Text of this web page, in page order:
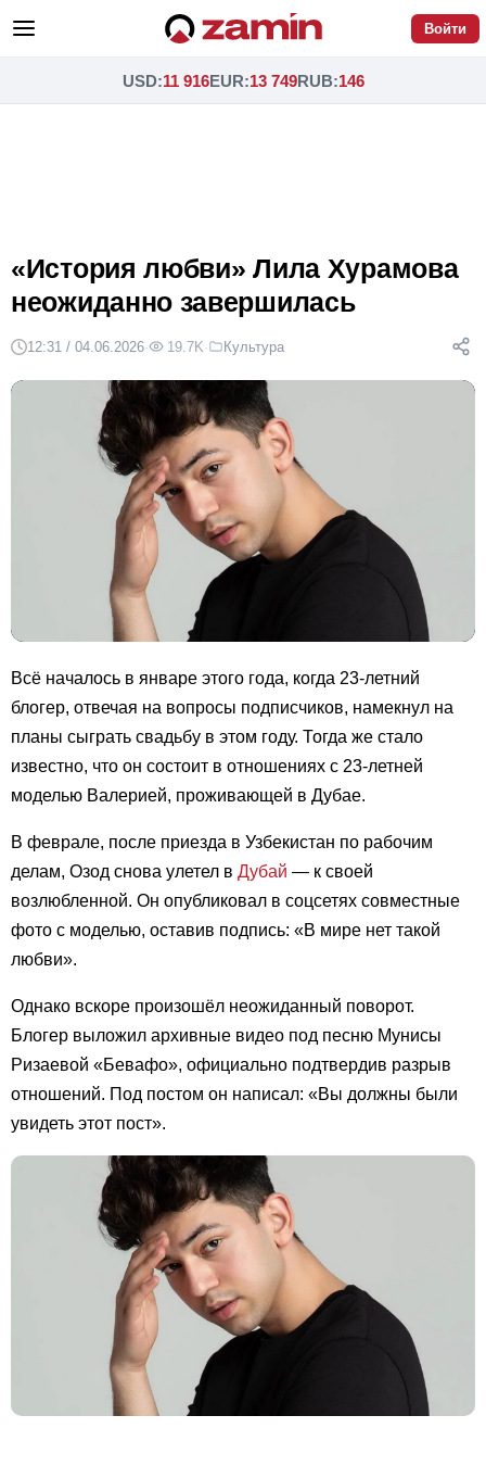
Войти
USD:11 916EUR:13 749RUB:146
«История любви» Лила Хурамова
неожиданно завершилась
12:31 / 04.06.2026· 19.7K· Культура
Всё началось в январе этого года, когда 23-летний
блогер, отвечая на вопросы подписчиков, намекнул на
планы сыграть свадьбу в этом году. Тогда же стало
известно, что он состоит в отношениях с 23-летней
моделью Валерией, проживающей в Дубае.
В феврале, после приезда в Узбекистан по рабочим
делам, Озод снова улетел в Дубай — к своей
возлюбленной. Он опубликовал в соцсетях совместные
фото с моделью, оставив подпись: «В мире нет такой
любви».
Однако вскоре произошёл неожиданный поворот.
Блогер выложил архивные видео под песню Мунисы
Ризаевой «Бевафо», официально подтвердив разрыв
отношений. Под постом он написал: «Вы должны были
увидеть этот пост».